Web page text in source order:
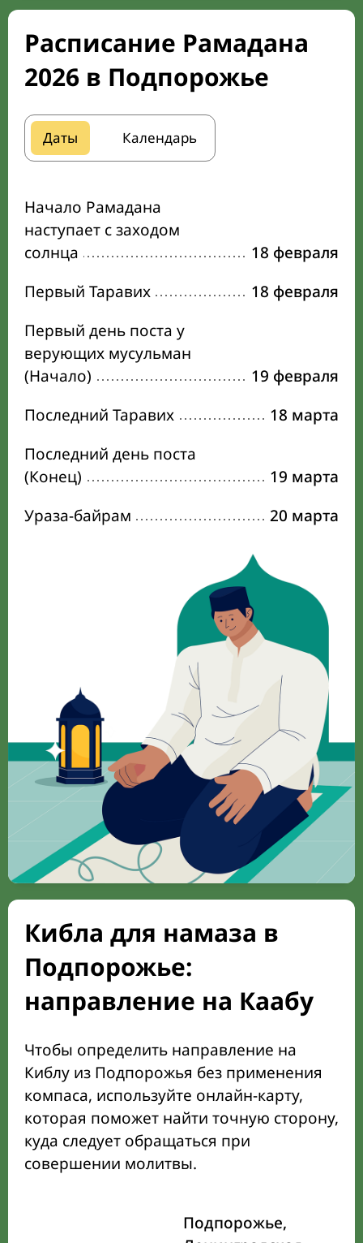
Расписание Рамадана
2026 в Подпорожье
Даты Календарь
Начало Рамадана
наступает с заходом
солнца
18 февраля
Первый Таравих
18 февраля
Первый день поста у
верующих мусульман
(Начало)
19 февраля
Последний Таравих
18 марта
Последний день поста
(Конец)
19 марта
Ураза-байрам
20 марта
Кибла для намаза в
Подпорожье:
направление на Каабу
Чтобы определить направление на
Киблу из Подпорожья без применения
компаса, используйте онлайн-карту,
которая поможет найти точную сторону,
куда следует обращаться при
совершении молитвы.
Подпорожье,